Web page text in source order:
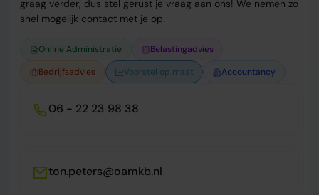
graag verder, dus stel gerust je vraag aan ons! We nemen zo
snel mogelijk contact met je op.
Online Administratie
Belastingadvies
Bedrijfsadvies
Voorstel op maat Accountancy
06 - 22 23 98 38
ton.peters@oamkb.nl